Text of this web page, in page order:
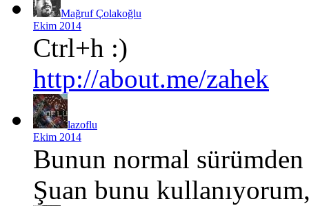
Mağruf Çolakoğlu
Ekim 2014
Ctrl+h :)
http://about.me/zahek
lazoflu
Ekim 2014
Bunun normal
Şuan bunu kullanıyorum,